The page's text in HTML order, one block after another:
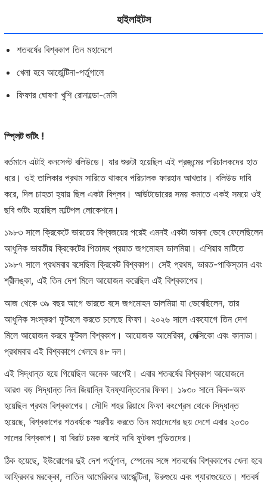
হাইলাইটস
শতবর্ষের বিশ্বকাপ তিন মহাদেশে
খেলা হবে আর্জেন্টিনা-পর্তুগালে
ফিফার ঘোষণা খুশি রোনাল্ডো-মেসি
স্প্লিট শুটিং !
বর্তমানে এটাই কনসেপ্ট বলিউডে। যার শুরুটা হয়েছিল এই প্রজন্মের পরিচালকদের হাত
ধরে। ওই তালিকার প্রথম সারিতে থাকবে পরিচালক ফারহান আখতার। বলিউড দাবি
করে, দিল চাহতা হ্যায় ছিল একটা বিপ্লব। আউটডোরের সময় কমাতে একই সময়ে ওই
ছবি শুটিং হয়েছিল মাল্টিপল লোকেশনে।
১৯৮৩ সালে ক্রিকেটে ভারতের বিশ্বজয়ের পরেই এমনই একটা ভাবনা ভেবে ফেলেছিলেন
আধুনিক ভারতীয় ক্রিকেটের পিতামহ প্রয়াত জগমোহন ডালমিয়া। এশিয়ার মাটিতে
১৯৮৭ সালে প্রথমবার বসেছিল ক্রিকেট বিশ্বকাপ। সেই প্রথম, ভারত-পাকিস্তান এবং
শ্রীলঙ্কা, এই তিন দেশ মিলে আয়োজন করেছিল এই বিশ্বকাপের।
আজ থেকে ৩৯ বছর আগে ভারতে বসে জগমোহন ডালমিয়া যা ভেবেছিলেন, তার
আধুনিক সংস্করণ ফুটবলে করতে চলেছে ফিফা। ২০২৬ সালে একযোগে তিন দেশ
মিলে আয়োজন করবে ফুটবল বিশ্বকাপ। আয়োজক আমেরিকা, মেক্সিকো এবং কানাডা।
প্রথমবার এই বিশ্বকাপে খেলবে ৪৮ দল।
এই সিদ্ধান্ত হয়ে গিয়েছিল অনেক আগেই। এবার শতবর্ষের বিশ্বকাপ আয়োজনে
আরও বড় সিদ্ধান্ত নিল জিয়ান্নি ইনফ্যান্তিনোর ফিফা। ১৯৩০ সালে কিক-অফ
হয়েছিল প্রথম বিশ্বকাপের। সৌদি শহর রিয়াধে ফিফা কংগ্রেস থেকে সিদ্ধান্ত
হয়েছে, বিশ্বকাপের শতবর্ষকে স্মরণীয় করতে তিন মহাদেশের ছয় দেশে এবার ২০৩০
সালের বিশ্বকাপ। যা বিরাট চমক বলেই দাবি ফুটবল পন্ডিতদের।
ঠিক হয়েছে, ইউরোপের দুই দেশ পর্তুগাল, স্পেনের সঙ্গে শতবর্ষের বিশ্বকাপের খেলা হবে
আফ্রিকার মরক্কো, লাতিন আমেরিকার আর্জেন্টিনা, উরুগুয়ে এবং প্যারাগুয়েতে। শতবর্ষ